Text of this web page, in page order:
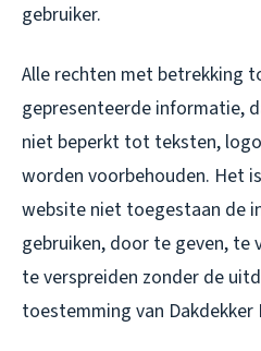
gebruiker.
Alle rechten met betrekking
gepresenteerde informatie,
niet beperkt tot teksten,
worden voorbehouden. Het
website niet toegestaan de
gebruiken, door te geven, te
te verspreiden zonder de
toestemming van Dakdekker